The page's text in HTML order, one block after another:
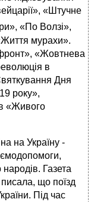
«Штучне
«По Волзі»,
мурахи».
«Жовтнева
в
Дня
року»,
«Живого
на Україну -
народів. Газета
що поїзд
Під час